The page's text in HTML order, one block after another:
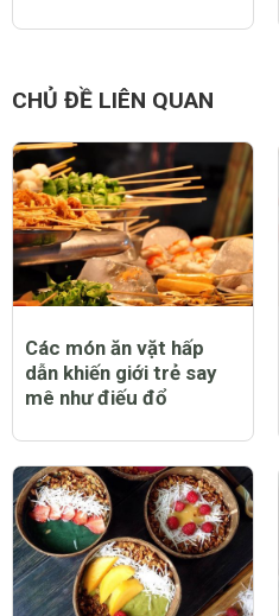
CHỦ ĐỀ LIÊN QUAN
Các món ăn vặt hấp
dẫn khiến giới trẻ say
mê như điếu đổ